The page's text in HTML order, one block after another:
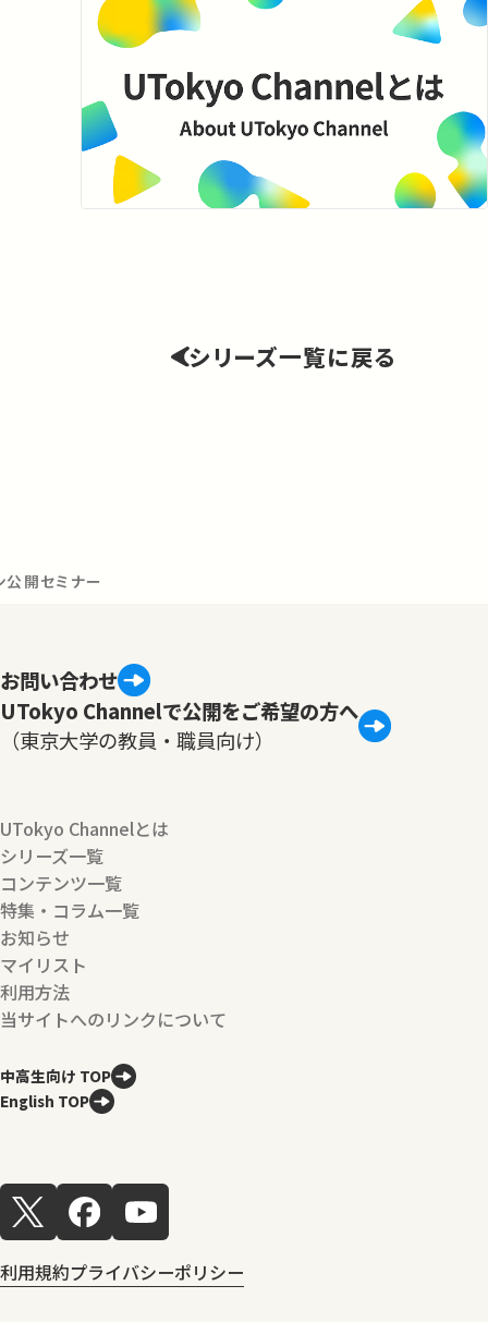
シリーズ一覧に戻る
開セミナー
お問い合わせ
UTokyo Channelで公開をご希望の方へ
（東京大学の教員・職員向け）
UTokyo Channelとは
シリーズ一覧
コンテンツ一覧
特集・コラム一覧
お知らせ
マイリスト
利用方法
当サイトへのリンクについて
中高生向け TOP
English TOP
利用規約プライバシーポリシー